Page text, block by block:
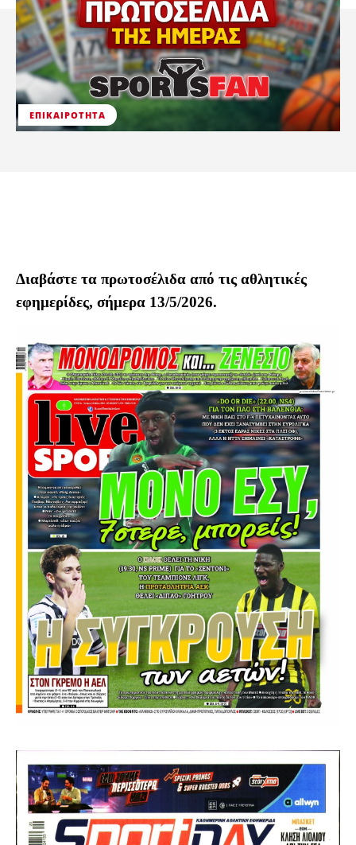
ΕΠΙΚΑΙΡΌΤΗΤΑ
Διαβάστε τα πρωτοσέλιδα από τις αθλητικές
εφημερίδες, σήμερα 13/5/2026.